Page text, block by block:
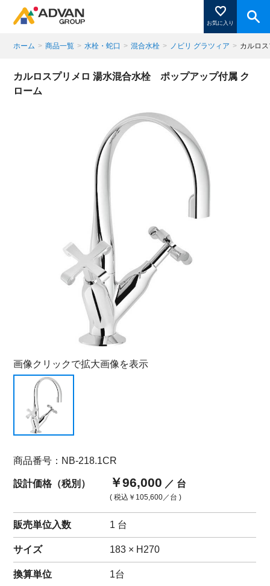
お気に入り
商品ページにある「お気に入り登録」を押すと登録した
商品がここに表示されます。
ホーム > 商品一覧 > 水栓・蛇口 > 混合水栓 > ノビリ グラツィア > カルロ
カルロスプリメロ 湯水混合水栓 ポップアップ付属 ク
ローム
画像クリックで拡大画像を表示
商品番号：NB-218.1CR
設計価格（税別） ￥96,000 ／ 台
( 税込 ￥105,600／台 )
販売単位入数 1 台
サイズ 183 × H270
換算単位 1台